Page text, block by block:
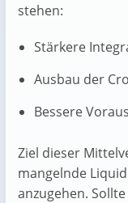
stehen:
Stärkere
Ausbau der
Bessere
Ziel dieser
mangelnde
anzugehen.